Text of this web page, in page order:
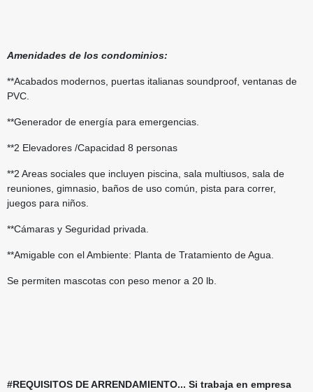
Amenidades de los condominios:
**Acabados modernos, puertas italianas soundproof, ventanas de
PVC.
**Generador de energía para emergencias.
**2 Elevadores /Capacidad 8 personas
**2 Areas sociales que incluyen piscina, sala multiusos, sala de
reuniones, gimnasio, baños de uso común, pista para correr,
juegos para niños.
**Cámaras y Seguridad privada.
**Amigable con el Ambiente: Planta de Tratamiento de Agua.
Se permiten mascotas con peso menor a 20 lb.
#REQUISITOS DE ARRENDAMIENTO... Si trabaja en empresa